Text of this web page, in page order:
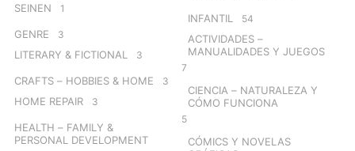
SEINEN 1
GENRE 3
LITERARY & FICTIONAL 3
CRAFTS – HOBBIES & HOME 3
HOME REPAIR 3
HEALTH – FAMILY &
PERSONAL DEVELOPMENT
INFANTIL 54
ACTIVIDADES –
MANUALIDADES Y JUEGOS
7
CIENCIA – NATURALEZA Y
CÓMO FUNCIONA
5
CÓMICS Y NOVELAS